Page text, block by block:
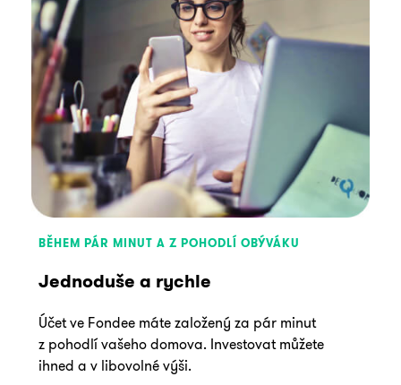
BĚHEM PÁR MINUT A Z POHODLÍ OBÝVÁKU
Jednoduše a rychle
Účet ve Fondee máte založený za pár minut
z pohodlí vašeho domova. Investovat můžete
ihned a v libovolné výši.